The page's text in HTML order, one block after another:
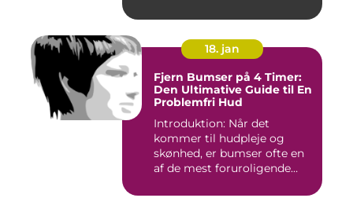
18. jan
Fjern Bumser på 4 Timer:
Den Ultimative Guide til En
Problemfri Hud
Introduktion: Når det
kommer til hudpleje og
skønhed, er bumser ofte en
af de mest foruroligende